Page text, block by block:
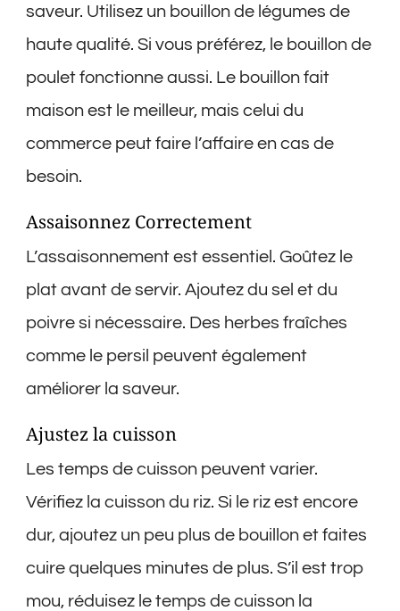
saveur. Utilisez un bouillon de légumes de
haute qualité. Si vous préférez, le bouillon de
poulet fonctionne aussi. Le bouillon fait
maison est le meilleur, mais celui du
commerce peut faire l’affaire en cas de
besoin.
Assaisonnez Correctement
L’assaisonnement est essentiel. Goûtez le
plat avant de servir. Ajoutez du sel et du
poivre si nécessaire. Des herbes fraîches
comme le persil peuvent également
améliorer la saveur.
Ajustez la cuisson
Les temps de cuisson peuvent varier.
Vérifiez la cuisson du riz. Si le riz est encore
dur, ajoutez un peu plus de bouillon et faites
cuire quelques minutes de plus. S’il est trop
mou, réduisez le temps de cuisson la